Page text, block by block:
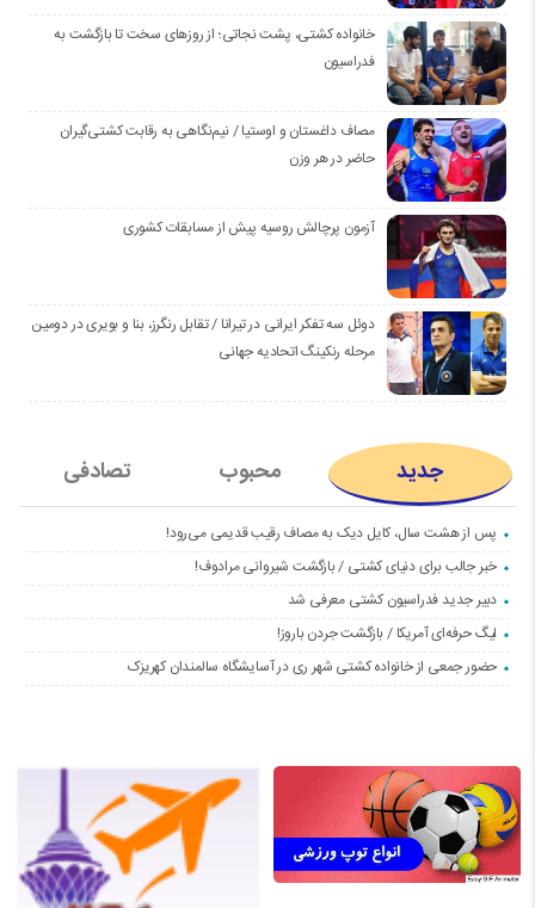
خانواده کشتی، پشت نجاتی؛ از روزهای سخت تا بازگشت به
فدراسیون
مصاف داغستان و اوستیا / نیم‌نگاهی به رقابت کشتی‌گیران
حاضر در هر وزن
آزمون پرچالش روسیه پیش از مسابقات کشوری
دوئل سه تفکر ایرانی در تیرانا / تقابل رنگرز، بنا و بویری در دومین
مرحله رنکینگ اتحادیه جهانی
جدید محبوب تصادفی
پس از هشت سال، کایل دیک به مصاف رقیب قدیمی می‌رود!
خبر جالب برای دنیای کشتی / بازگشت شیروانی مرادوف!
دبیر جدید فدراسیون کشتی معرفی شد
لیگ حرفه‌ای آمریکا / بازگشت جردن باروز!
حضور جمعی از خانواده کشتی شهر ری در آسایشگاه سالمندان کهریزک